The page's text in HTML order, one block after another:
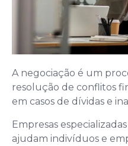
A negociação é um
resolução de conflitos
em casos de dívidas e
Empresas
ajudam indivíduos e